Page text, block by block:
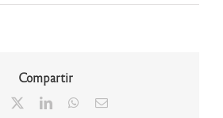
Compartir
Facebook LinkedInWhatsApp
Correo